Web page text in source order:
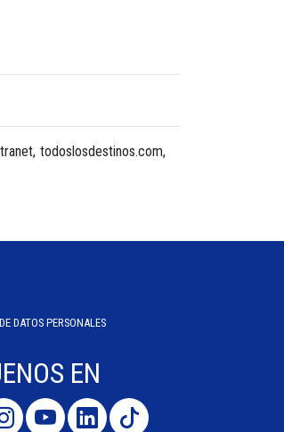
todoslosdestinos.com,
DATOS PERSONALES
EN